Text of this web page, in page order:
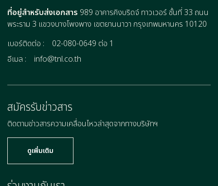
ที่อยู่สำหรับส่งเอกสาร 989 อาคารคิงบริดจ์ ทาวเวอร์ ชั้นที่ 33 ถนน
พระราม 3 แขวงบางโพงพาง เขตยานนาวา กรุงเทพมหานคร 10120
เบอร์ติดต่อ :
02-080-0649 ต่อ 1
อีเมล :
info@tnl.co.th
สมัครรับข่าวสาร
ติดตามข่าวสารความเคลื่อนไหวล่าสุดจากทางบริษัทฯ
ดูเพิ่มเติม